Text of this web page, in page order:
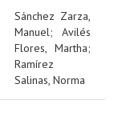
Sánchez Zarza,
Manuel; Avilés
Flores, Martha;
Ramírez
Salinas, Norma